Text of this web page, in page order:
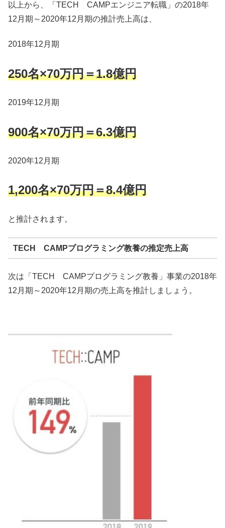
以上から、「TECH CAMPエンジニア転職」の2018年
12月期～2020年12月期の推計売上高は、
2018年12月期
250名×70万円＝1.8億円
2019年12月期
900名×70万円＝6.3億円
2020年12月期
1,200名×70万円＝8.4億円
と推計されます。
TECH CAMPプログラミング教養の推定売上高
次は「TECH CAMPプログラミング教養」事業の2018年
12月期～2020年12月期の売上高を推計しましょう。